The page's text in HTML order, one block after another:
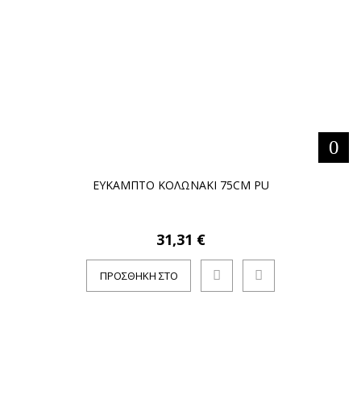
ΕΥΚΑΜΠΤΟ ΚΟΛΩΝΑΚΙ 75CM PU
31,31 €
ΠΡΟΣΘΉΚΗ ΣΤΟ